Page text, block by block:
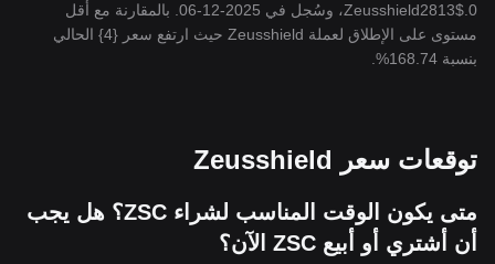
0.Zeusshield2813$، وسُجل في 2025-12-06. بالمقارنة مع أقل
مستوى على الإطلاق لعملة Zeusshield حيث ارتفع سعر {4} الحالي
بنسبة 168.74%.
توقعات سعر Zeusshield
متى يكون الوقت المناسب لشراء ZSC؟ هل يجب
أن أشتري أو أبيع ZSC الآن؟